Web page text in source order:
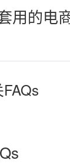
用的电